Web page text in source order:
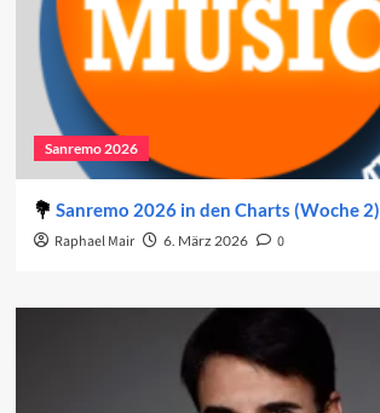
Sanremo 2026
Sanremo 2026 in den Charts (Woche 2)
Raphael Mair 6. März 2026 0